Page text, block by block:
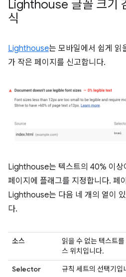
Lighthouse 글꼴 크기
식
Lighthouse는 모바일에서 쉽게 읽
가 작은 페이지를 신고합니다.
Lighthouse는 텍스트의 40% 이상
페이지에 플래그를 지정합니다. 페
Lighthouse는 다음 네 개의 열이
다.
소스
읽을 수 없는 텍스트
스 위치입니다.
Selector
규칙 세트의 선택기입